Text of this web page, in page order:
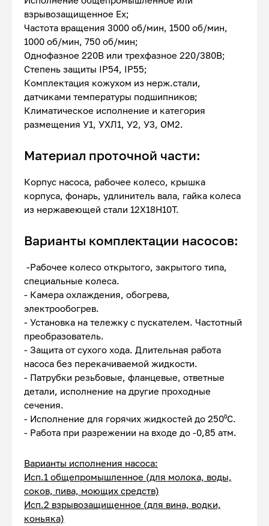
взрывозащищенное Ex;
Частота вращения 3000 об/мин, 1500 об/мин,
1000 об/мин, 750 об/мин;
Однофазное 220В или трехфазное 220/380В;
Степень защиты IP54, IP55;
Комплектация кожухом из нерж.стали,
датчиками температуры подшипников;
Климатическое исполнение и категория
размещения У1, УХЛ1, У2, У3, ОМ2.
Материал проточной части:
Корпус насоса, рабочее колесо, крышка
корпуса, фонарь, удлинитель вала, гайка колеса
из нержавеющей стали 12Х18Н10Т.
Варианты комплектации насосов:
-Рабочее колесо открытого, закрытого типа,
специальные колеса.
- Камера охлаждения, обогрева,
электрообогрев.
- Установка на тележку с пускателем. Частотный
преобразователь.
- Защита от сухого хода. Длительная работа
насоса без перекачиваемой жидкости.
- Патрубки резьбовые, фланцевые, ответные
детали, исполнение на другие проходные
сечения.
- Исполнение для горячих жидкостей до 250⁰С.
- Работа при разрежении на входе до -0,85 атм.
Варианты исполнения насоса:
Исп.1 общепромышленное (для молока, воды,
соков, пива, моющих средств)
Исп.2 взрывозащищенное (для вина, водки,
коньяка)